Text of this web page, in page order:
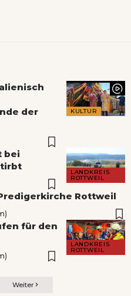
KULTUR
der
LANDKREIS
ROTTWEIL
bei
Rottweil
LANDKREIS
ROTTWEIL
für den
Weiter